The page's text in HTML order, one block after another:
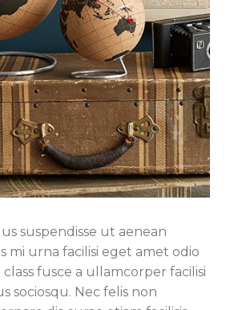
suspendisse ut aenean
mi urna facilisi eget amet odio
fusce a ullamcorper facilisi
sociosqu. Nec felis non